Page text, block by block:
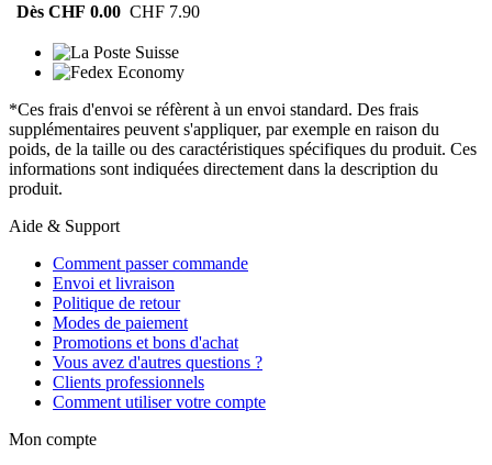
Dès CHF 0.00 CHF 7.90
*Ces frais d'envoi se réfèrent à un envoi standard. Des frais
supplémentaires peuvent s'appliquer, par exemple en raison du
poids, de la taille ou des caractéristiques spécifiques du produit. Ces
informations sont indiquées directement dans la description du
produit.
Aide & Support
Comment passer commande
Envoi et livraison
Politique de retour
Modes de paiement
Promotions et bons d'achat
Vous avez d'autres questions ?
Clients professionnels
Comment utiliser votre compte
Mon compte